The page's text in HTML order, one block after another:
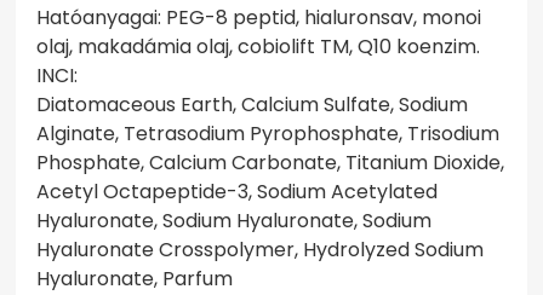
Hatóanyagai: PEG-8 peptid, hialuronsav, monoi
olaj, makadámia olaj, cobiolift TM, Q10 koenzim.
INCI:
Diatomaceous Earth, Calcium Sulfate, Sodium
Alginate, Tetrasodium Pyrophosphate, Trisodium
Phosphate, Calcium Carbonate, Titanium Dioxide,
Acetyl Octapeptide-3, Sodium Acetylated
Hyaluronate, Sodium Hyaluronate, Sodium
Hyaluronate Crosspolymer, Hydrolyzed Sodium
Hyaluronate, Parfum